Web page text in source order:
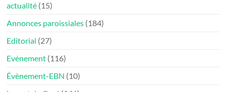
actualité (15)
Annonces paroissiales (184)
Editorial (27)
Evénement (116)
Évènement-EBN (10)